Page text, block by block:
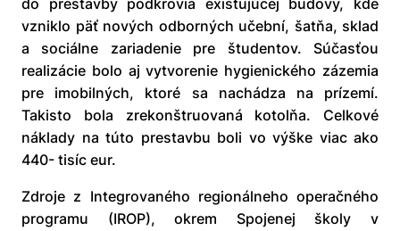
do prestavby podkrovia existujúcej budovy, kde
vzniklo päť nových odborných učební, šatňa, sklad
a sociálne zariadenie pre študentov. Súčasťou
realizácie bolo aj vytvorenie hygienického zázemia
pre imobilných, ktoré sa nachádza na prízemí.
Takisto bola zrekonštruovaná kotolňa. Celkové
náklady na túto prestavbu boli vo výške viac ako
440- tisíc eur.
Zdroje z Integrovaného regionálneho operačného
programu (IROP), okrem Spojenej školy v